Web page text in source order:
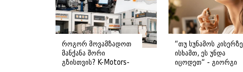
როგორ მოვამზადოთ
მანქანა შორი
გზისთვის? K-Motors-
“თუ სუნამოს კისერზე
ისხამთ, ეს უნდა
იცოდეთ“ - გიორგი